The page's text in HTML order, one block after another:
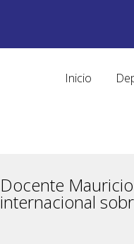
Inicio
Docente
internacional